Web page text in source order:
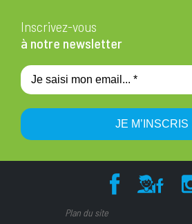
Inscrivez-vous
à notre newsletter
Plan du site